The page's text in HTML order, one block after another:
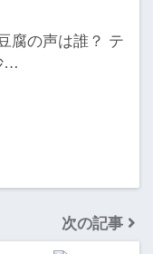
腐の声は誰？ テ
…
次の記事